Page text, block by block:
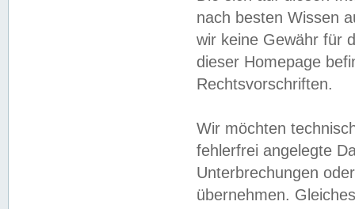
nach besten Wissen
wir keine Gewähr für
dieser Homepage
Rechtsvorschriften.
Wir möchten
fehlerfrei angelegte
Unterbrechungen
übernehmen.